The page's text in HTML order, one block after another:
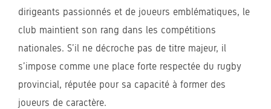
dirigeants passionnés et de joueurs emblématiques, le
club maintient son rang dans les compétitions
nationales. S’il ne décroche pas de titre majeur, il
s’impose comme une place forte respectée du rugby
provincial, réputée pour sa capacité à former des
joueurs de caractère.